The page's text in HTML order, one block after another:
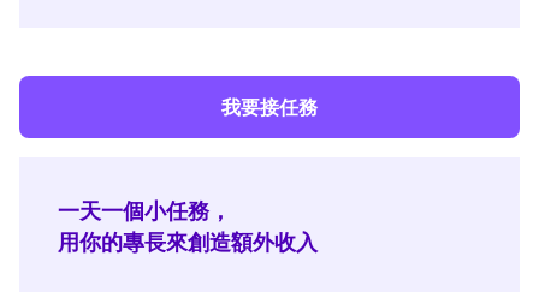
我要接任務
一天一個小任務，
用你的專長來創造額外收入